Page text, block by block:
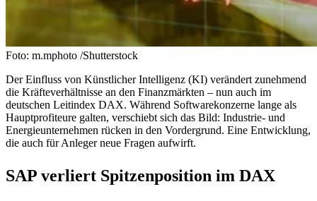
Foto: m.mphoto /Shutterstock
Der Einfluss von Künstlicher Intelligenz (KI) verändert zunehmend
die Kräfteverhältnisse an den Finanzmärkten – nun auch im
deutschen Leitindex DAX. Während Softwarekonzerne lange als
Hauptprofiteure galten, verschiebt sich das Bild: Industrie- und
Energieunternehmen rücken in den Vordergrund. Eine Entwicklung,
die auch für Anleger neue Fragen aufwirft.
SAP verliert Spitzenposition im DAX